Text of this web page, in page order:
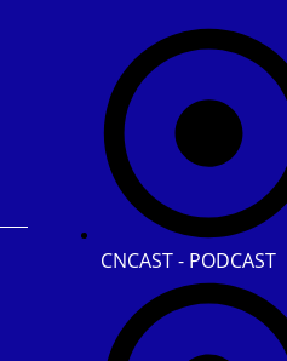
CNCAST - PODCAST